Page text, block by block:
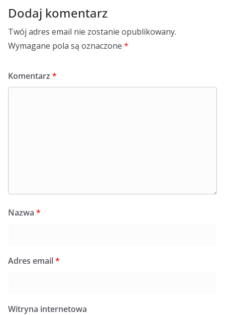
Dodaj komentarz
Twój adres email nie zostanie opublikowany.
Wymagane pola są oznaczone *
Komentarz *
Nazwa *
Adres email*
Witryna internetowa